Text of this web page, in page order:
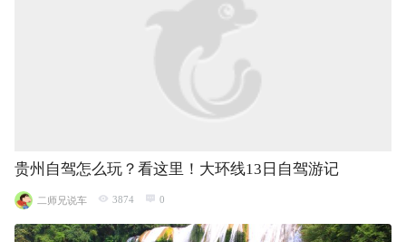
贵州自驾怎么玩？看这里！大环线13日自驾游记
二师兄说车 3874 0